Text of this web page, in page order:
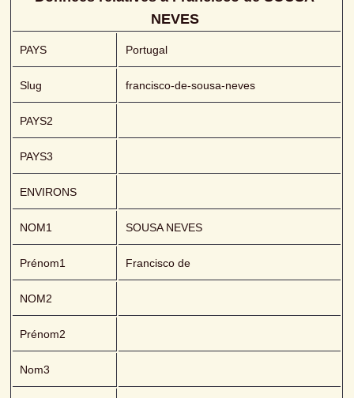
NEVES
PAYS Portugal
Slug francisco-de-sousa-neves
PAYS2
PAYS3
ENVIRONS
NOM1 SOUSA NEVES
Prénom1 Francisco de
NOM2
Prénom2
Nom3